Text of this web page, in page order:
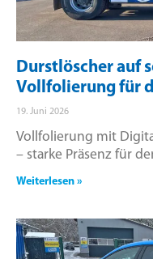
Durstlöscher auf
Vollfolierung für
19. Juni 2026
Vollfolierung mit
– starke Präsenz für
Weiterlesen »